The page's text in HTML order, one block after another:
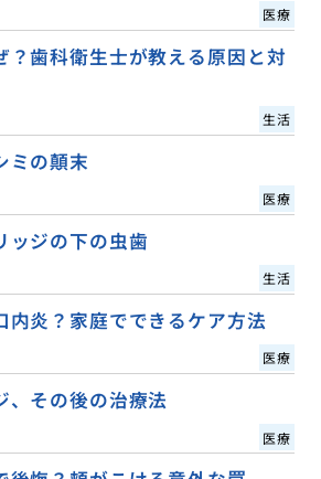
医療
？歯科衛生士が教える原因と対
生活
ミの顛末
医療
ッジの下の虫歯
生活
内炎？家庭でできるケア方法
医療
、その後の治療法
医療